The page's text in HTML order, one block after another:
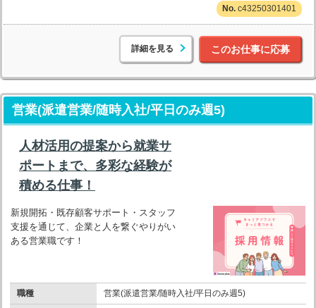
c43250301401
詳細を見る このお仕事に応募
営業(派遣営業/随時入社/平日のみ週5)
人材活用の提案から就業サ
ポートまで、多彩な経験が
積める仕事！
新規開拓・既存顧客サポート・スタッフ
支援を通じて、企業と人を繋ぐやりがい
ある営業職です！
職種 営業(派遣営業/随時入社/平日のみ週5)